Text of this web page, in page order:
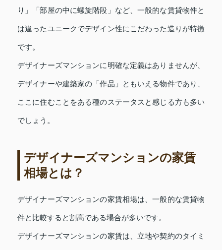
り」「部屋の中に螺旋階段」など、一般的な賃貸物件と
は違ったユニークでデザイン性にこだわった造りが特徴
です。
デザイナーズマンションに明確な定義はありませんが、
デザイナーや建築家の「作品」ともいえる物件であり、
ここに住むことをある種のステータスと感じる方も多い
でしょう。
デザイナーズマンションの家賃
相場とは？
デザイナーズマンションの家賃相場は、一般的な賃貸物
件と比較すると割高である場合が多いです。
デザイナーズマンションの家賃は、立地や契約のタイミ